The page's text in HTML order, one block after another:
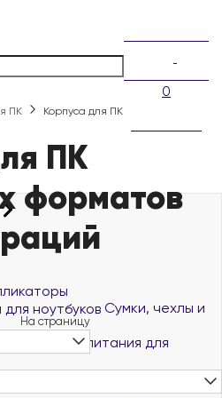
0
Сумки, чехлы и
Блоки питания для
ПК Корпуса для ПК
ПК
форматов
На страницу